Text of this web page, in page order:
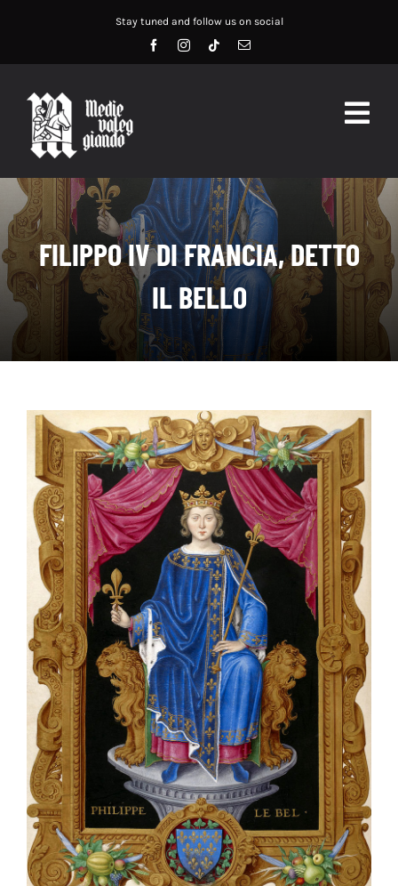
contenuto
Stay tuned and follow us on social
HOME
ABOUT US
SERVIZI
DIDATTICA
RECENSIONI
OFF TOPIC
CONTATTI
Cerca
per:
FILIPPO IV DI FRANCIA, DETTO
IL BELLO